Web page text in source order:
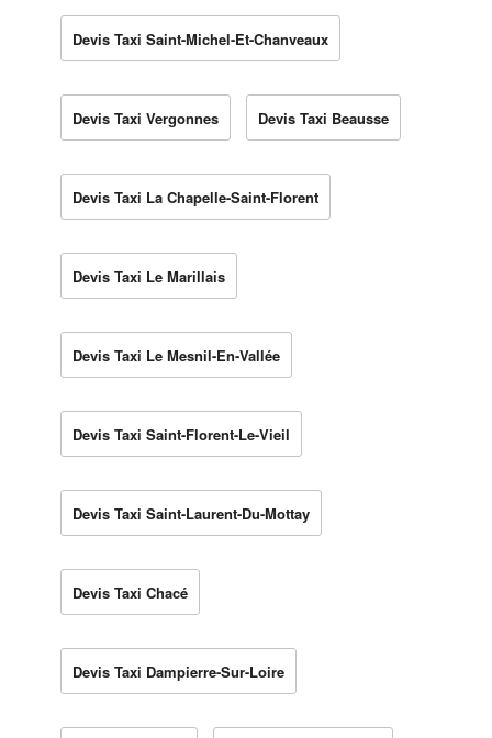
Devis Taxi Saint-Michel-Et-Chanveaux
Devis Taxi Vergonnes Devis Taxi Beausse
Devis Taxi La Chapelle-Saint-Florent
Devis Taxi Le Marillais
Devis Taxi Le Mesnil-En-Vallée
Devis Taxi Saint-Florent-Le-Vieil
Devis Taxi Saint-Laurent-Du-Mottay
Devis Taxi Chacé
Devis Taxi Dampierre-Sur-Loire